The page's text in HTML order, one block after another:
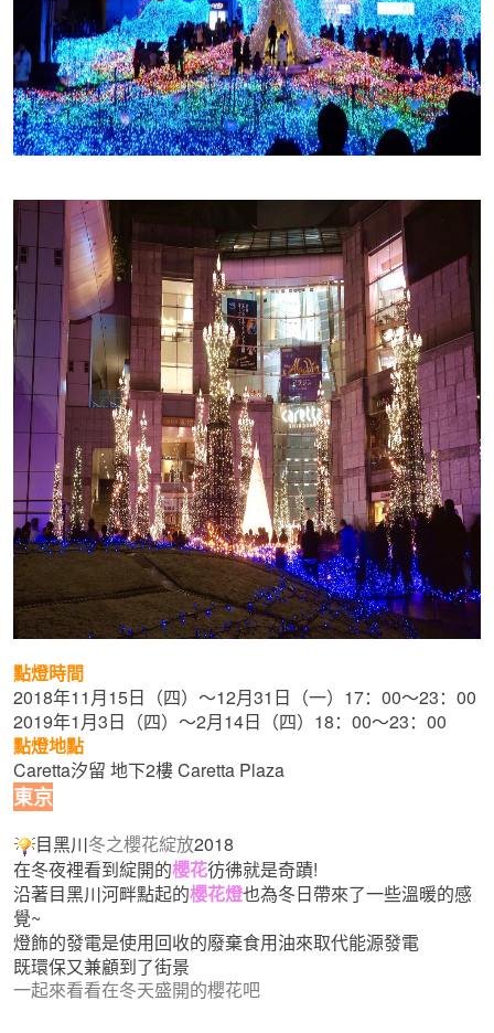
點燈時間
2018年11月15日（四）～12月31日（一）17：00～23：00
2019年1月3日（四）～2月14日（四）18：00～23：00
點燈地點
Caretta汐留 地下2樓 Caretta Plaza
東京
目黑川冬之櫻花綻放2018
在冬夜裡看到綻開的櫻花彷彿就是奇蹟!
沿著目黑川河畔點起的櫻花燈也為冬日帶來了一些溫暖的感
覺~
燈飾的發電是使用回收的廢棄食用油來取代能源發電
既環保又兼顧到了街景
一起來看看在冬天盛開的櫻花吧